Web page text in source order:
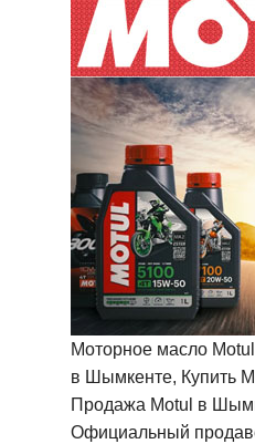
Моторное масло
в Шымкенте, Купить
Продажа Motul в
Официальный